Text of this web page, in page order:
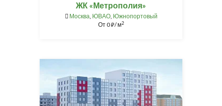
ЖК «Метрополия»
Москва, ЮВАО, Южнопортовый
От0⃏/ м2